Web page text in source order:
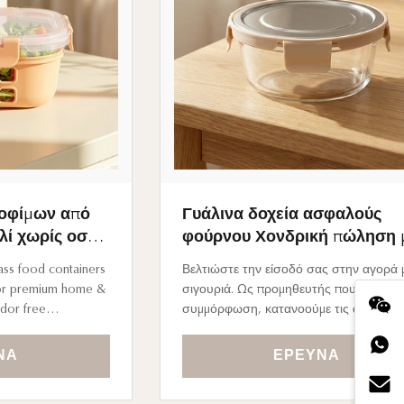
από
χωρίς οσμή
για
σπιτιών
food containers
premium home &
free
home &
Γυάλινα δοχεία ασφαλούς
φούρνου Χονδρική πώληση
για τοπικούς διανομείς
Βελτιώστε την είσοδό σας στην αγορά
σιγουριά. Ως προμηθευτής που
συμμόρφωση, κατανοούμε τις
μεγάλες αλυσίδες λιανικής.
ΈΡΕΥΝΑ